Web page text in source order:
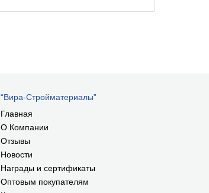
Стройматериалы”
Главная
О Компании
Отзывы
Новости
Награды и сертификаты
Оптовым покупателям